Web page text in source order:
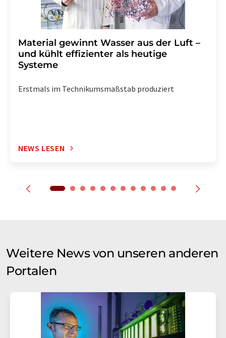
Material gewinnt Wasser aus der Luft –
und kühlt effizienter als heutige
Systeme
Erstmals im Technikumsmaßstab produziert
NEWS LESEN
Weitere News von unseren anderen
Portalen